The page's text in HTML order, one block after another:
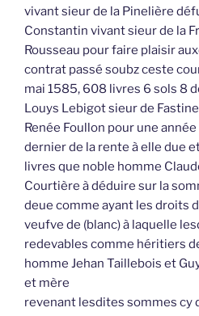
vivant sieur de la Pinelière
Constantin vivant sieur de la
Rousseau pour faire plaisir
contrat passé soubz ceste
mai 1585, 608 livres 6 sols 8
Louys Lebigot sieur de
Renée Foullon pour une
dernier de la rente à elle due
livres que noble homme
Courtière à déduire sur la
deue comme ayant les droits
veufve de (blanc) à laquelle
redevables comme héritiers
homme Jehan Taillebois et
et mère
revenant lesdites sommes cy